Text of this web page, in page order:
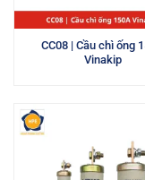
CC08 | Cầu chì ống
Vinakip